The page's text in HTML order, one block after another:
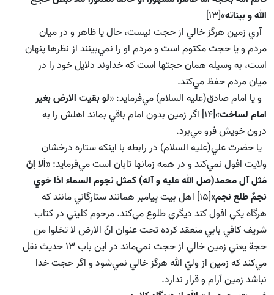
الله و بيناته»[13]
آري زمين هرگز خالي از حجت نيست،‌ حال يا ظاهر و در ميان
مردم و يا حجت مكتوم است و مردم او را نمي‌بينند از نظرها پنهان
است، به وسيله همان حجتها است كه خداوند دلايل خود را در
ميان مردم حفظ مي‌كند.
و يا امام صادق(علیه السلام) مي‌فرمايد: «لو بقيت الارض بغير
امام لساخت
»[14] اگر زمين بدون امام باقي بماند اهلش را به
درون خويش فرو مي‌برد.
يا حضرت علي(علیه السلام) در رابطه با اينكه ستاره درخشان
ولايت افول نمي‌كند و در همه زمانها تابان است مي‌فرمايد: «اَلا اِنّ
مَثل آل محمد(صل الله علیه و آله) كمثل نجوم السماء اذا خوي
نجمٌ طلع نجم
»[15] اهل بيت پيامبر همانند ستارگاني مانند كه
هرگاه يكي افول كند ديگري طلوع مي‌كند. مرحوم كليني در كتاب
شريف كافي بابي منعقد كرده تحت عنوان انّ الارض لا تخلوا من
حجة يعني زمين خالي از حجت نمي‌ماند در اين باب 13 حديث نقل
مي‌كند كه زمين از وليّ الله هرگز خالي نمي‌شود و اگر حجت خدا
نباشد زمين آرام و قرار ندارد.